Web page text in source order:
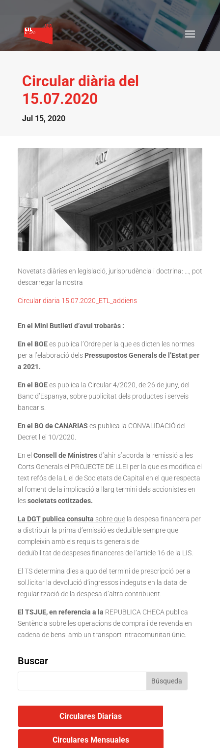
Circular diària del
15.07.2020
Jul 15, 2020
Novetats diàries en legislació, jurisprudència i doctrina: …, pot
descarregar la nostra
Circular diaria 15.07.2020_ETL_addiens
En el Mini Butlletí d’avui trobaràs :
En el BOEes publica l’Ordre per la que es dicten les normes
per a l’elaboració dels Pressupostos Generals de l’Estat per
a 2021.
En el BOEes publica la Circular 4/2020, de 26 de juny, del
Banc d’Espanya, sobre publicitat dels productes i serveis
bancaris.
En el BO de CANARIAS es publica la CONVALIDACIÓ del
Decret llei 10/2020.
En el Consell de Ministresd’ahir s’acorda la remissió a les
Corts Generals el PROJECTE DE LLEI per la que es modifica el
text refós de la Llei de Societats de Capital en el que respecta
al foment de la implicació a llarg termini dels accionistes en
lessocietats cotitzades.
La DGT publica consulta sobre quela despesa financera per
a distribuir la prima d’emissió es deduïble sempre que
compleixin amb els requisits generals de
deduïbilitat de despeses financeres de l’article 16 de la LIS.
El TS determina dies a quo del termini de prescripció per a
sol.licitar la devolució d’ingressos indeguts en la data de
regularització de la despesa d’altra contribuent.
El TSJUE, en referencia a la REPUBLICA CHECA publica
Sentència sobre les operacions de compra i de revenda en
cadena de bens amb un transport intracomunitari únic.
Buscar
Circulares Diarias
Circulares Mensuales